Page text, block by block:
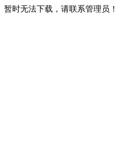
暂时无法下载，请联系管理员！